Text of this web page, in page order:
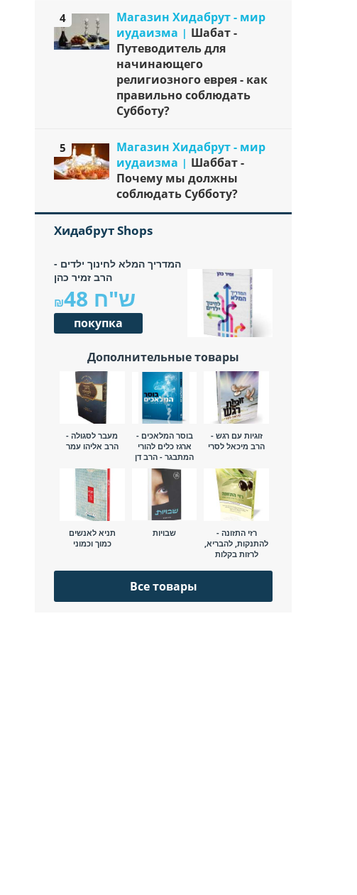
4
Магазин Хидабрут - мир
иудаизма
Шабат -
Путеводитель для
начинающего
религиозного еврея - как
правильно соблюдать
Субботу?
5
Магазин Хидабрут - мир
иудаизма
Шаббат -
Почему мы должны
соблюдать Субботу?
Хидабрут Shops
המדריך המלא לחינוך ילדים -
הרב זמיר כהן
48 ש"ח
покупка
Дополнительные товары
זוגיות עם רגש -
הרב מיכאל לסרי
בוסר המלאכים -
ארגז כלים להורי
המתבגר - הרב דן
טיומקין
מעבר לסגולה -
הרב אליהו עמר
רזי התזונה -
להתנקות, להבריא,
לרזות בקלות
שבויות
תניא לאנשים
כמוך וכמוני
Все товары